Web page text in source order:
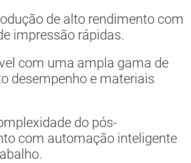
de alto rendimento com
impressão rápidas.
com uma ampla gama de
desempenho e materiais
do pós-
com automação inteligente